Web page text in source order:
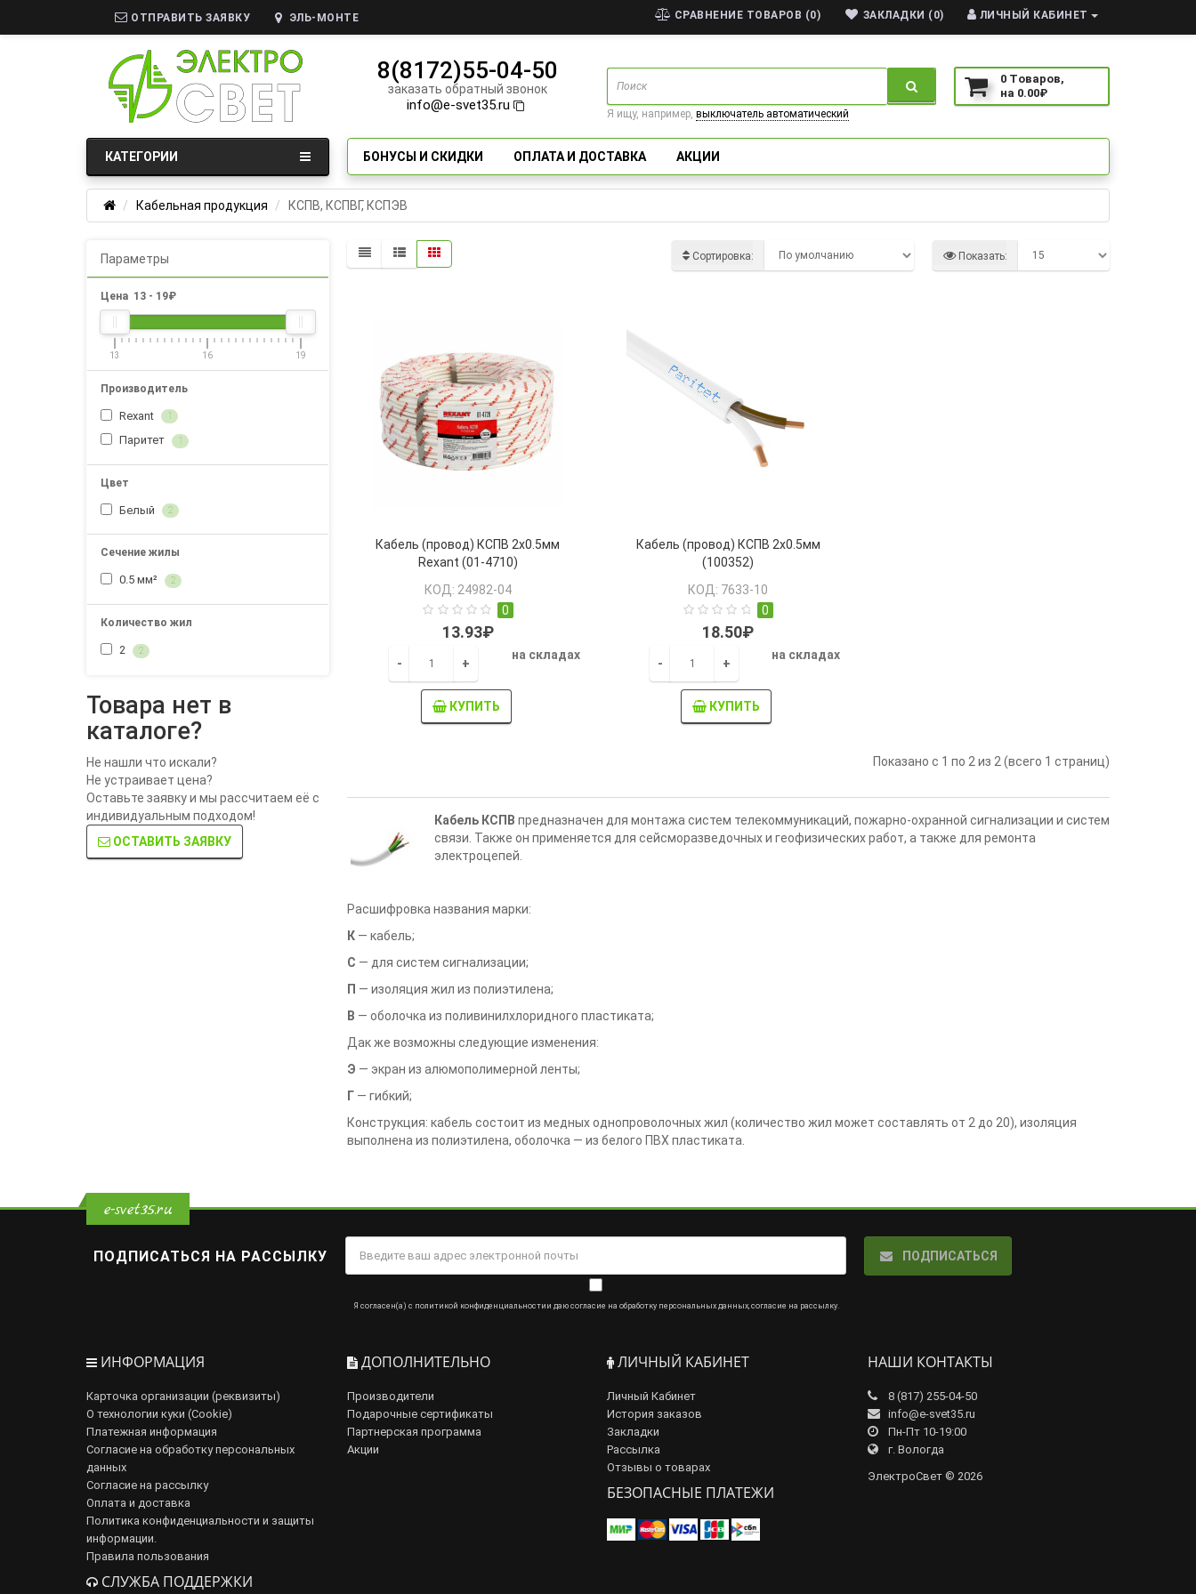
ОТПРАВИТЬ ЗАЯВКУ ЭЛЬ-МОНТЕ ЛИЧНЫЙ КАБИНЕТ
ЗАКЛАДКИ (0)
СРАВНЕНИЕ ТОВАРОВ (0)
8(8172)55-04-50
заказать обратный звонок
info@e-svet35.ru
0 Tоваров,
на 0.00₽
Я ищу, например, выключатель автоматический
БОНУСЫ И СКИДКИ ОПЛАТА И ДОСТАВКА АКЦИИ
КАТЕГОРИИ
Кабельная продукция КСПВ, КСПВГ, КСПЭВ
Параметры
Цена 13 - 19₽
13 16 19
Производитель
Rexant 1
Паритет 1
Цвет
Белый 2
Сечение жилы
0.5 мм² 2
Количество жил
2 2
Товара нет в
каталоге?
Не нашли что искали?
Не устраивает цена?
Оставьте заявку и мы рассчитаем её с
индивидуальным подходом!
ОСТАВИТЬ ЗАЯВКУ
Сортировка: Показать:
Кабель (провод) КСПВ 2х0.5мм
Rexant (01-4710)
КОД: 24982-04
0
13.93₽
- +
на складах
КУПИТЬ
Кабель (провод) КСПВ 2х0.5мм
(100352)
КОД: 7633-10
0
18.50₽
- +
на складах
КУПИТЬ
Показано с 1 по 2 из 2 (всего 1 страниц)
Кабель КСПВ предназначен для монтажа систем телекоммуникаций, пожарно-охранной сигнализации и систем
связи. Также он применяется для сейсморазведочных и геофизических работ, а также для ремонта
электроцепей.
Расшифровка названия марки:
К— кабель;
С — для систем сигнализации;
П — изоляция жил из полиэтилена;
В — оболочка из поливинилхлоридного пластиката;
Дак же возможны следующие изменения:
Э — экран из алюмополимерной ленты;
Г— гибкий;
Конструкция: кабель состоит из медных однопроволочных жил (количество жил может составлять от 2 до 20), изоляция
выполнена из полиэтилена, оболочка — из белого ПВХ пластиката.
e-svet35.ru
ПОДПИСАТЬСЯ НА РАССЫЛКУ
Я согласен(а) с политикой конфиденциальности и даю согласие на обработку персональных данных, согласие на рассылку.
ПОДПИСАТЬСЯ
ИНФОРМАЦИЯ
Карточка организации (реквизиты)
О технологии куки (Cookie)
Платежная информация
Согласие на обработку персональных
данных
Согласие на рассылку
Оплата и доставка
Политика конфиденциальности и защиты
информации.
Правила пользования
СЛУЖБА ПОДДЕРЖКИ
ДОПОЛНИТЕЛЬНО
Производители
Подарочные сертификаты
Партнерская программа
Акции
ЛИЧНЫЙ КАБИНЕТ
Личный Кабинет
История заказов
Закладки
Рассылка
Отзывы о товарах
БЕЗОПАСНЫЕ ПЛАТЕЖИ
НАШИ КОНТАКТЫ
8 (817) 255-04-50
info@e-svet35.ru
Пн-Пт 10-19:00
г. Вологда
ЭлектроСвет © 2026